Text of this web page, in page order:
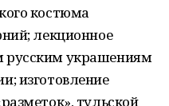
костюма
лекционное
русским украшениям
изготовление
тульской